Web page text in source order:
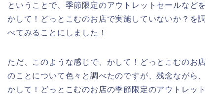
ということで、季節限定のアウトレットセールなどを
かして！どっとこむのお店で実施していないか？を調
べてみることにしました！
ただ、このような感じで、かして！どっとこむのお店
のことについて色々と調べたのですが、残念ながら、
かして！どっとこむのお店の季節限定のアウトレット